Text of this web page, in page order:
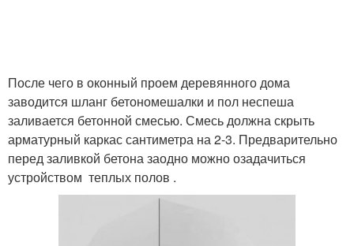
После чего в оконный проем деревянного дома
заводится шланг бетономешалки и пол неспеша
заливается бетонной смесью. Смесь должна скрыть
арматурный каркас сантиметра на 2-3. Предварительно
перед заливкой бетона заодно можно озадачиться
устройством теплых полов .